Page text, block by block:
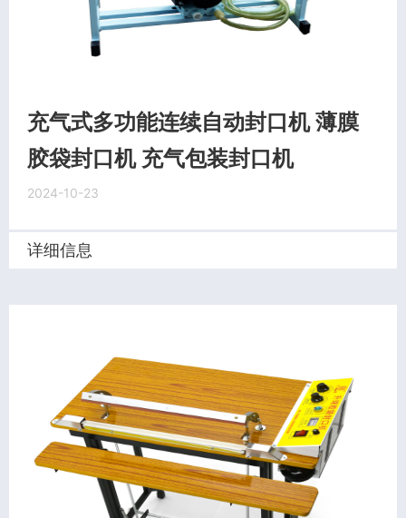
充气式多功能连续自动封口机 薄膜
胶袋封口机 充气包装封口机
2024-10-23
详细信息